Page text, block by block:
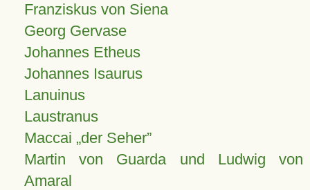
Franziskus von Siena
Georg Gervase
Johannes Etheus
Johannes Isaurus
Lanuinus
Laustranus
Maccai „der Seher”
Martin von Guarda und Ludwig von
Amaral